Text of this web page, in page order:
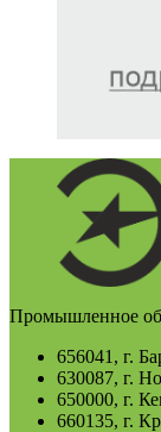
Промышленное
656041, г.
630087, г.
650000, г.
660135, г.